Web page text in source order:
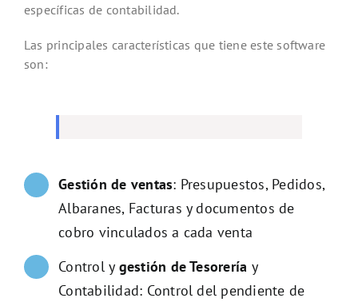
específicas de contabilidad.
Las principales características que tiene este software
son:
Gestión de ventas: Presupuestos, Pedidos,
Albaranes, Facturas y documentos de
cobro vinculados a cada venta
Control y gestión de Tesorería y
Contabilidad: Control del pendiente de